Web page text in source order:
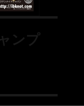
ンプ